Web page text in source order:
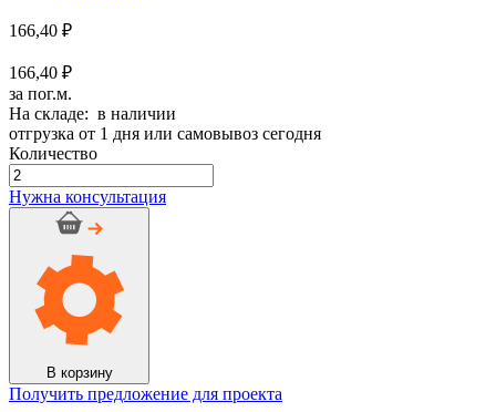
166,40 ₽
166,40 ₽
за пог.м.
На складе: в наличии
отгрузка от 1 дня или самовывоз сегодня
Количество
Количество
товара
Трубка
Термасмарт
Нужна консультация
В корзину
Получить предложение для проекта